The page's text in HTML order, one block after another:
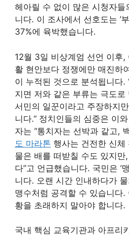
헤아릴 수 없이 많은 시청자들
니다. 이 조사에서 선호도는 ‘
37%에 육박했습니다.
12월 3일 비상계엄 선언 이후,
활 현안보다 정쟁에만 매진하
이 누적된 것으로 분석됩니다.
지면 저와 같은 부류는 극도로
서민의 일꾼이라고 주장하지
니다.” 정치인들의 심중은 이
자는 “통치자는 선박과 같고,
도 마라톤 행사는 건전한 신체
물은 배를 떠받칠 수도 있지만
다”고 언급했습니다. 국민은 ‘
니다. 오랜 시간 인내하다가
맹수처럼 공격할 수 있습니다
황을 초래하지 말아야 합니다.
국내 핵심 교육기관과 아프리